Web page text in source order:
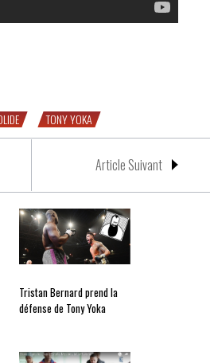
TONY YOKA
Article Suivant
Tristan Bernard prend la
défense de Tony Yoka